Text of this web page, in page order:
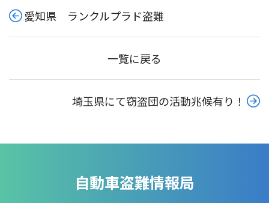
愛知県 ランクルプラド盗難
一覧に戻る
埼玉県にて窃盗団の活動兆候有り！
自動車盗難情報局